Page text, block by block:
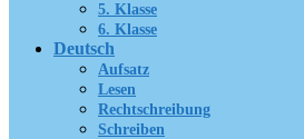
5. Klasse
6. Klasse
Deutsch
Aufsatz
Lesen
Rechtschreibung
Schreiben